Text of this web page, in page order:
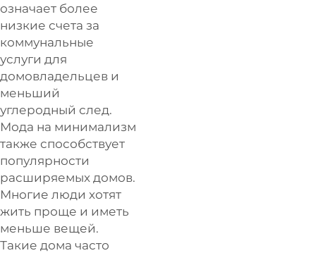
означает более
низкие счета за
коммунальные
услуги для
домовладельцев и
меньший
углеродный след.
Мода на минимализм
также способствует
популярности
расширяемых домов.
Многие люди хотят
жить проще и иметь
меньше вещей.
Такие дома часто